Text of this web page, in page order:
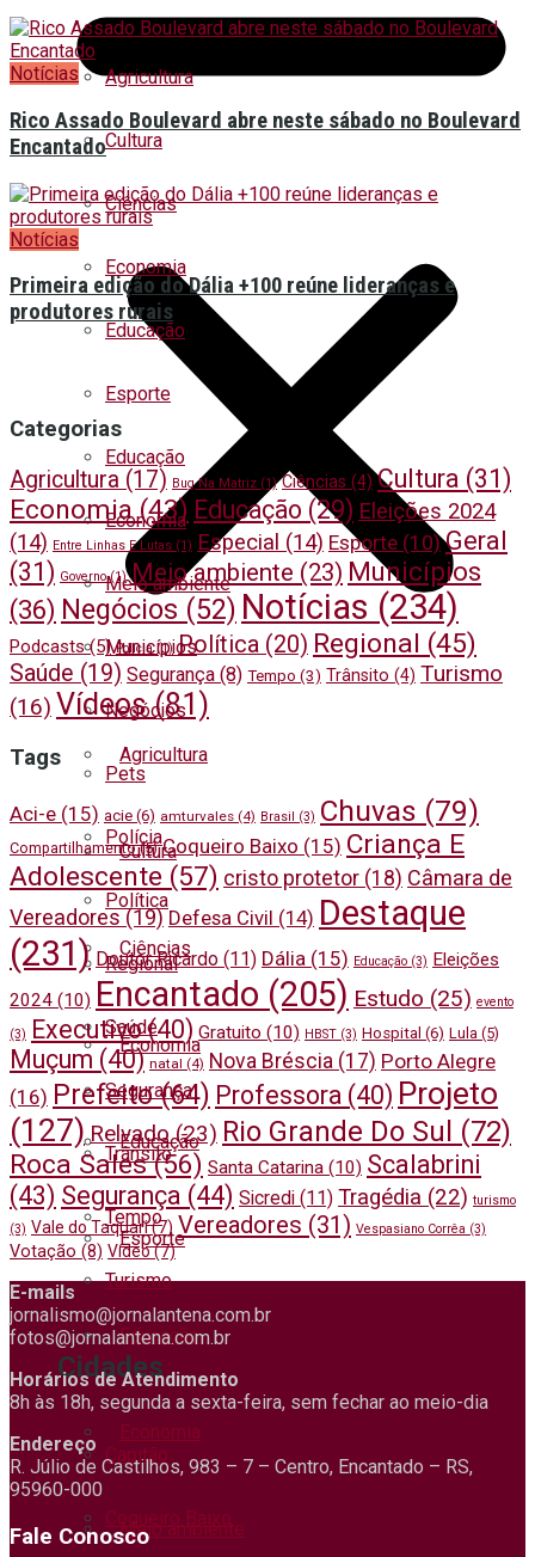
Agricultura
Cultura
Ciências
Economia
Educação
Esporte
Educação
Economia
Meio ambiente
Agricultura
Cultura
Ciências
Economia
Educação
Esporte
Educação
Economia
Meio ambiente
Municípios
Negócios
Pets
Polícia
Política
Regional
Saúde
Segurança
Trânsito
Tempo
Turismo
Cidades
Capitão
Coqueiro Baixo
Notícias
Rico Assado Boulevard abre neste sábado no Boulevard
Encantado
Notícias
Primeira edição do Dália +100 reúne lideranças e
produtores rurais
Categorias
Agricultura (17) Bug Na Matriz (1) Ciências (4) Cultura (31)
Economia(43) Educação (29) Eleições 2024
(14) Entre Linhas E Lutas (1) Especial (14) Esporte (10) Geral
(31) Governo(1) Meio ambiente (23) Municípios
(36) Negócios (52) Notícias (234)
Podcasts(5) Polícia(1) Política (20) Regional (45)
Saúde (19) Segurança (8) Tempo (3) Trânsito (4) Turismo
(16) Vídeos(81)
Tags
Aci-e (15) acie (6) amturvales (4) Brasil (3) Chuvas (79)
Compartilhamento(5) Coqueiro Baixo (15) Criança E
Adolescente (57) cristo protetor (18) Câmara de
Vereadores(19) Defesa Civil (14) Destaque
(231) Doutor Ricardo (11) Dália (15) Educação (3) Eleições
2024 (10) Encantado (205) Estudo (25) evento
(3) Executivo(40) Gratuito (10) HBST (3) Hospital (6) Lula (5)
Muçum (40) natal (4) Nova Bréscia (17) Porto Alegre
(16) Prefeito(64) Professora (40) Projeto
(127) Relvado(23) Rio Grande Do Sul (72)
Roca Sales(56) Santa Catarina (10) Scalabrini
(43) Segurança (44) Sicredi (11) Tragédia (22) turismo
(3) Vale do Taquari(7) Vereadores (31) Vespasiano Corrêa (3)
Votação (8) Vídeo(7)
E-mails
jornalismo@jornalantena.com.br
fotos@jornalantena.com.br
Horários de Atendimento
8h às 18h, segunda a sexta-feira, sem fechar ao meio-dia
Endereço
R. Júlio de Castilhos, 983 – 7 – Centro, Encantado – RS,
95960-000
Fale Conosco